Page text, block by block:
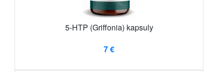
5-HTP (Griffonia) kapsuly
7 €